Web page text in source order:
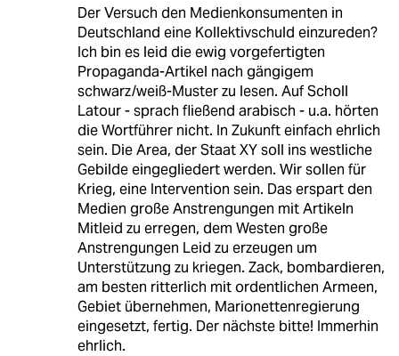
Der Versuch den Medienkonsumenten in
Deutschland eine Kollektivschuld einzureden?
Ich bin es leid die ewig vorgefertigten
Propaganda-Artikel nach gängigem
schwarz/weiß-Muster zu lesen. Auf Scholl
Latour - sprach fließend arabisch - u.a. hörten
die Wortführer nicht. In Zukunft einfach ehrlich
sein. Die Area, der Staat XY soll ins westliche
Gebilde eingegliedert werden. Wir sollen für
Krieg, eine Intervention sein. Das erspart den
Medien große Anstrengungen mit Artikeln
Mitleid zu erregen, dem Westen große
Anstrengungen Leid zu erzeugen um
Unterstützung zu kriegen. Zack, bombardieren,
am besten ritterlich mit ordentlichen Armeen,
Gebiet übernehmen, Marionettenregierung
eingesetzt, fertig. Der nächste bitte! Immerhin
ehrlich.